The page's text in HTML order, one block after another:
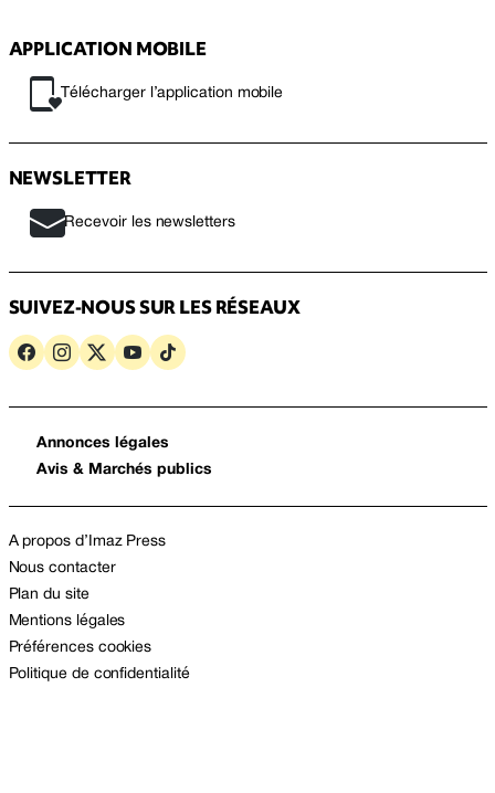
APPLICATION MOBILE
Télécharger l’application mobile
NEWSLETTER
Recevoir les newsletters
SUIVEZ-NOUS SUR LES RÉSEAUX
Annonces légales
Avis & Marchés publics
A propos d’Imaz Press
Nous contacter
Plan du site
Mentions légales
Préférences cookies
Politique de confidentialité